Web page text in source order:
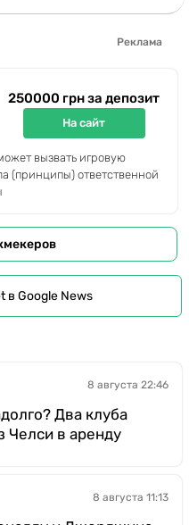
Реклама
250000 грн за депозит
На сайт
вызвать игровую
(принципы) ответственной
в Google News
8 августа 22:46
Два клуба
Челси в аренду
8 августа 11:13